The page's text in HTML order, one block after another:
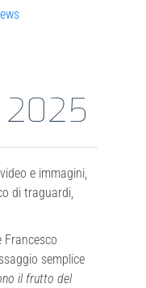
2025
e immagini,
di traguardi,
Francesco
semplice
il frutto del